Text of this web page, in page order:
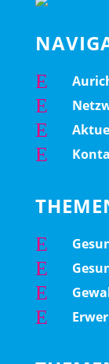
E
E
E
E
E
E
E
E